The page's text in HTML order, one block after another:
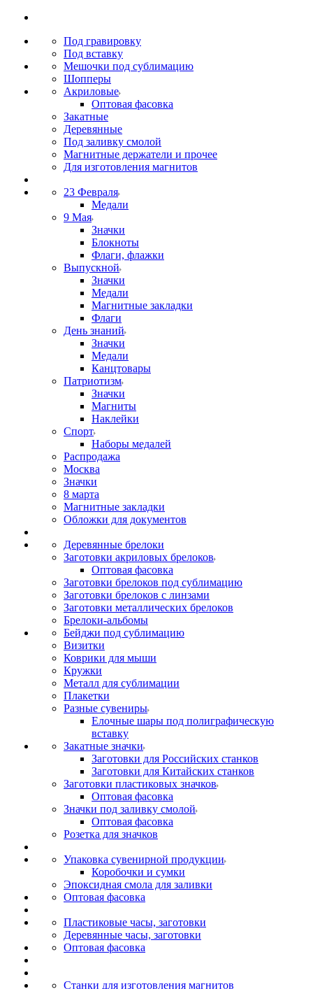
Под гравировку
Под вставку
Мешочки под сублимацию
Шопперы
Акриловые
Оптовая фасовка
Закатные
Деревянные
Под заливку смолой
Магнитные держатели и прочее
Для изготовления магнитов
23 Февраля
Медали
9 Мая
Значки
Блокноты
Флаги, флажки
Выпускной
Значки
Медали
Магнитные закладки
Флаги
День знаний
Значки
Медали
Канцтовары
Патриотизм
Значки
Магниты
Наклейки
Спорт
Наборы медалей
Распродажа
Москва
Значки
8 марта
Магнитные закладки
Обложки для документов
Деревянные брелоки
Заготовки акриловых брелоков
Оптовая фасовка
Заготовки брелоков под сублимацию
Заготовки брелоков с линзами
Заготовки металлических брелоков
Брелоки-альбомы
Бейджи под сублимацию
Визитки
Коврики для мыши
Кружки
Металл для сублимации
Плакетки
Разные сувениры
Елочные шары под полиграфическую
вставку
Закатные значки
Заготовки для Российских станков
Заготовки для Китайских станков
Заготовки пластиковых значков
Оптовая фасовка
Значки под заливку смолой
Оптовая фасовка
Розетка для значков
Упаковка сувенирной продукции
Коробочки и сумки
Эпоксидная смола для заливки
Оптовая фасовка
Пластиковые часы, заготовки
Деревянные часы, заготовки
Оптовая фасовка
Станки для изготовления магнитов